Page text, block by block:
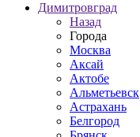
Димитровград
Назад
Города
Москва
Аксай
Актобе
Альметьевск
Астрахань
Белгород